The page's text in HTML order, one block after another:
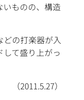
いものの、構造
どの打楽器が入
て盛り上がっ
（2011.5.27）